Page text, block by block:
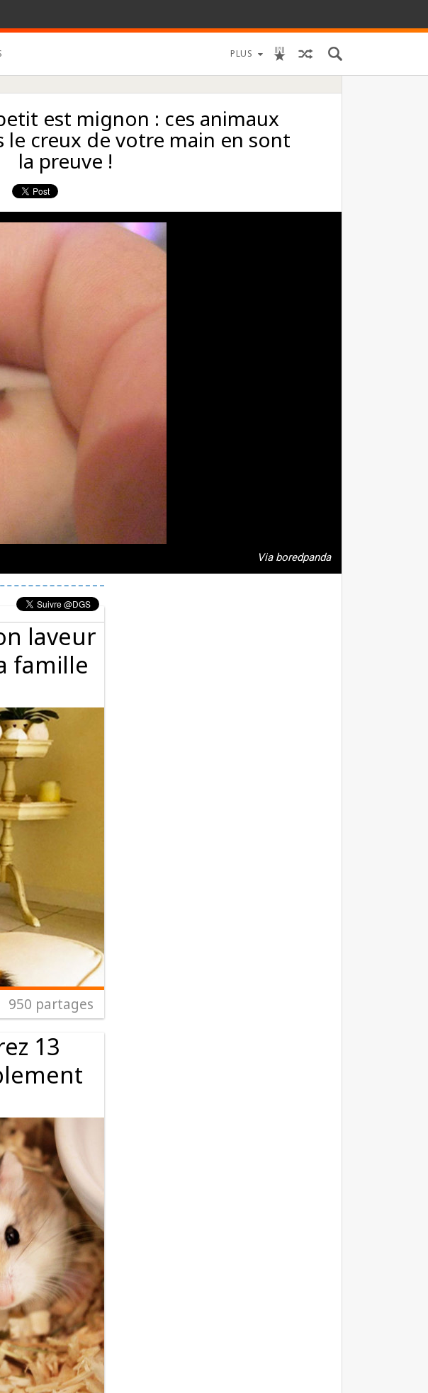
PLUS
est mignon : ces animaux
creux de votre main en sont
la preuve !
Via boredpanda
laveur
famille
950 partages
13